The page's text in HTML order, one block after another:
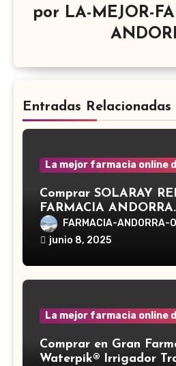
por LA-MEJOR-
Entradas Relacionadas
La mejor farmacia online
Comprar SOLARAY
FARMACIA
Reishi, cuyo nombre
Ganoderma lucidum, es
en la medicina
FARMACIA-ANDORRA-
junio 8, 2025
La mejor farmacia online
Comprar en Gran
Waterpik® Irrigador